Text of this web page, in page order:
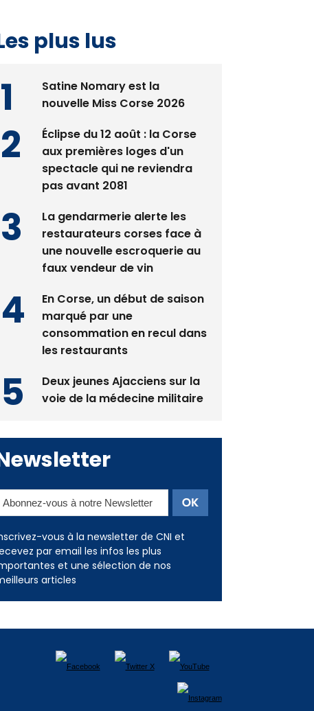
plus lus
Satine Nomary est la
nouvelle Miss Corse 2026
Éclipse du 12 août : la Corse
aux premières loges d'un
spectacle qui ne reviendra
pas avant 2081
La gendarmerie alerte les
restaurateurs corses face à
une nouvelle escroquerie au
faux vendeur de vin
En Corse, un début de saison
marqué par une
consommation en recul dans
les restaurants
Deux jeunes Ajacciens sur la
voie de la médecine militaire
vous à la newsletter de CNI et
par email les infos les plus
et une sélection de nos
articles